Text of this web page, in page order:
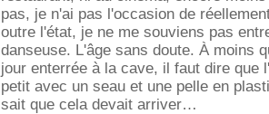
pas, je n'ai pas l'occasion de
outre l'état, je ne me souviens pas
danseuse. L'âge sans doute. À moins
jour enterrée à la cave, il faut dire que
petit avec un seau et une pelle en
sait que cela devait arriver…